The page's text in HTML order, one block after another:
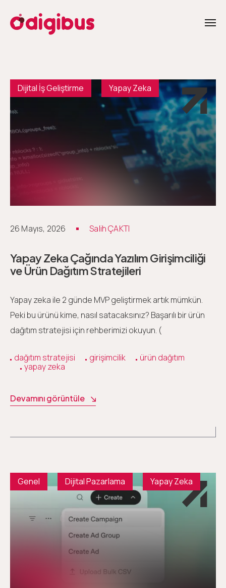
Dijital İş Geliştirme Yapay Zeka
26 Mayıs, 2026 Salih ÇAKTI
Yapay Zeka Çağında Yazılım Girişimciliği
ve Ürün Dağıtım Stratejileri
Yapay zeka ile 2 günde MVP geliştirmek artık mümkün.
Peki bu ürünü kime, nasıl satacaksınız? Başarılı bir ürün
dağıtım stratejisi için rehberimizi okuyun. (
dağıtım stratejisi girişimcilik
ürün dağıtım
yapay zeka
Devamını görüntüle
Genel Dijital Pazarlama Yapay Zeka